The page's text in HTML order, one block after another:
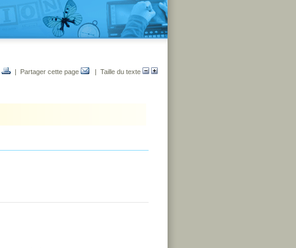
| Partager cette page | Taille du texte